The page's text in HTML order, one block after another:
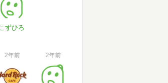
ずひろ
2年前 2年前